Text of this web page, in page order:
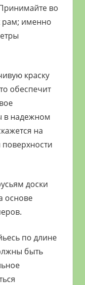
во
именно
краску
обеспечит
в надежном
на
доски
основе
по длине
быть